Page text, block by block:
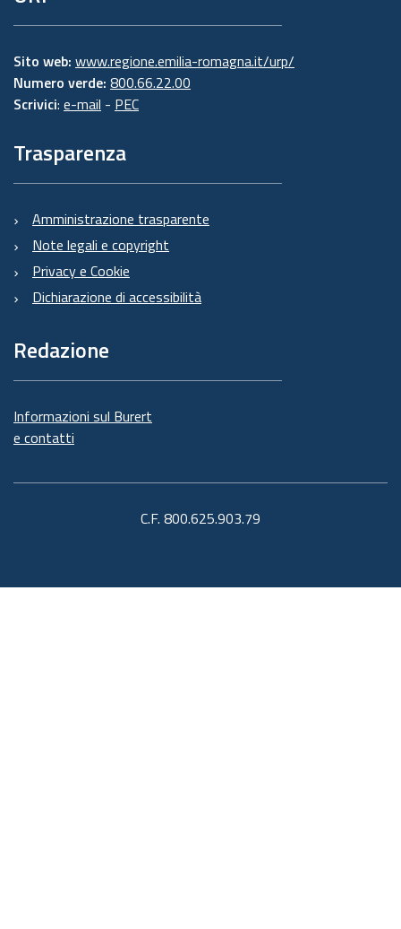
Sito web: www.regione.emilia-romagna.it/urp/
Numero verde: 800.66.22.00
Scrivici: e-mail - PEC
Trasparenza
Amministrazione trasparente
Note legali e copyright
Privacy e Cookie
Dichiarazione di accessibilità
Redazione
Informazioni sul Burert
e contatti
C.F. 800.625.903.79